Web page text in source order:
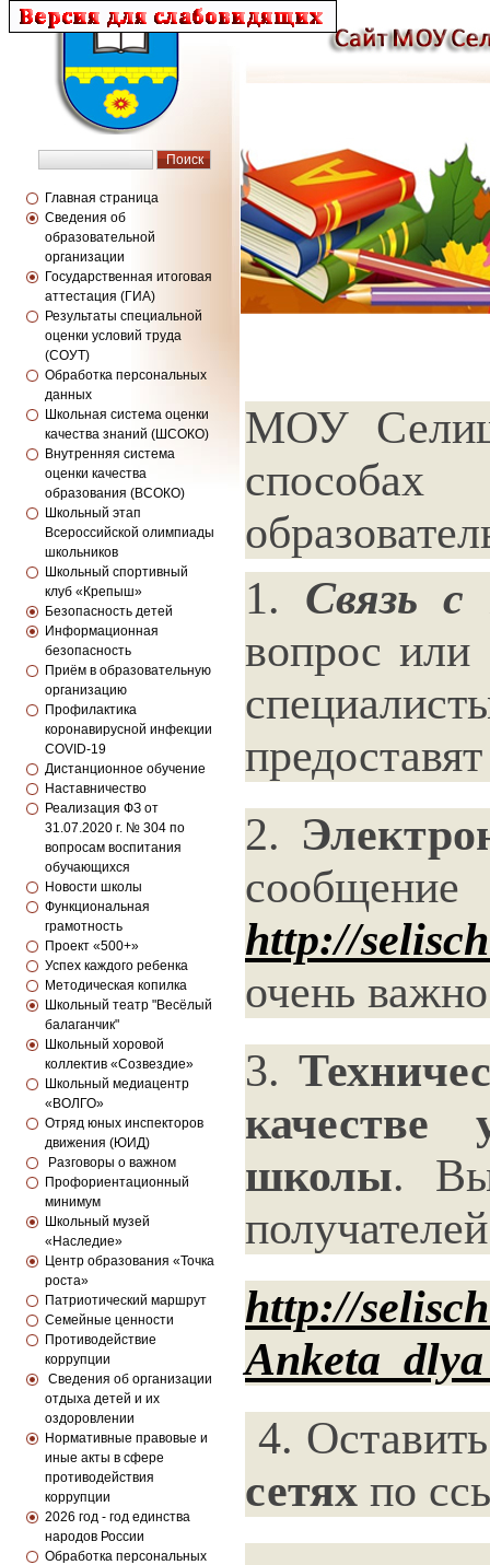
Главная страница
Сведения об
образовательной
организации
Государственная итоговая
аттестация (ГИА)
Результаты специальной
оценки условий труда
(СОУТ)
Обработка персональных
данных
Школьная система оценки
качества знаний (ШСОКО)
Внутренняя система
оценки качества
образования (ВСОКО)
Школьный этап
Всероссийской олимпиады
школьников
Школьный спортивный
клуб «Крепыш»
Безопасность детей
Информационная
безопасность
Приём в образовательную
организацию
Профилактика
коронавирусной инфекции
COVID-19
Дистанционное обучение
Наставничество
Реализация ФЗ от
31.07.2020 г. № 304 по
вопросам воспитания
обучающихся
Новости школы
Функциональная
грамотность
Проект «500+»
Успех каждого ребенка
Методическая копилка
Школьный театр "Весёлый
балаганчик"
Школьный хоровой
коллектив «Созвездие»
Школьный медиацентр
«ВОЛГО»
Отряд юных инспекторов
движения (ЮИД)
Разговоры о важном
Профориентационный
минимум
Школьный музей
«Наследие»
Центр образования «Точка
роста»
Патриотический маршрут
Семейные ценности
Противодействие
коррупции
Сведения об организации
отдыха детей и их
оздоровлении
Нормативные правовые и
иные акты в сфере
противодействия
коррупции
2026 год - год единства
народов России
Обработка персональных
МОУ
способах
1. Связь
вопрос
2.
http://
очень
3.
школы. Вы
http://
4.
сетях по